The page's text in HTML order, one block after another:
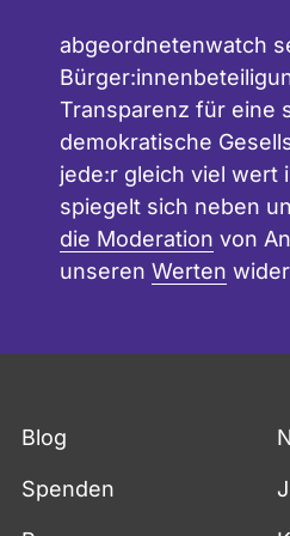
abgeordnetenwatch
Transparenz für eine
demokratische
jede:r gleich viel wert
spiegelt sich neben
die Moderation von
unseren Werten
Blog
Spenden